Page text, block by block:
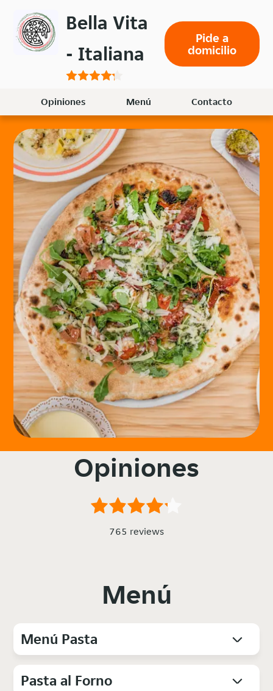
menú
principal
Bella Vita
- Italiana
Pide a
domicilio
Opiniones Menú Contacto
Opiniones
765 reviews
Menú
Menú Pasta
Pasta al Forno